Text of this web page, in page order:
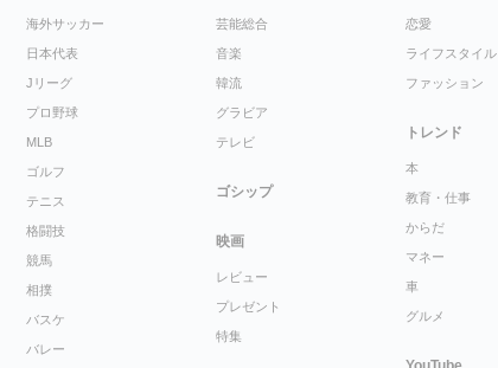
海外サッカー
日本代表
Jリーグ
プロ野球
MLB
ゴルフ
テニス
格闘技
競馬
相撲
バスケ
バレー
芸能総合
音楽
韓流
グラビア
テレビ
ゴシップ
映画
レビュー
プレゼント
特集
恋愛
ライフスタイル
ファッション
トレンド
本
教育・仕事
からだ
マネー
車
グルメ